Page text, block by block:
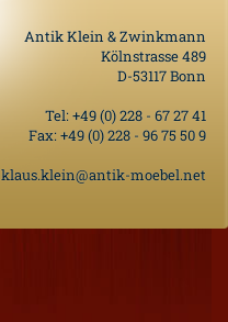
Antik Klein & Zwinkmann
Kölnstrasse 489
D-53117 Bonn
Tel:+49 (0) 228 - 67 27 41
Fax: +49 (0) 228 - 96 75 50 9
klaus.klein@antik-moebel.net